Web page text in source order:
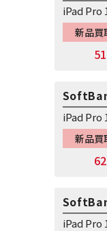
iPad Pro
新品買
iPad Pro
新品買
iPad Pro